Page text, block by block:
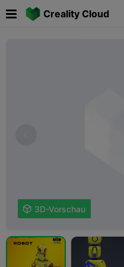
Creality Cloud
 3D-Vorschau